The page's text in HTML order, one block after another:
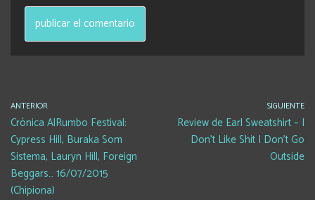
ANTERIOR
Crónica AlRumbo Festival:
Cypress Hill, Buraka Som
Sistema, Lauryn Hill, Foreign
Beggars… 16/07/2015
(Chipiona)
SIGUIENTE
Review de Earl Sweatshirt – I
Don’t Like Shit I Don’t Go
Outside